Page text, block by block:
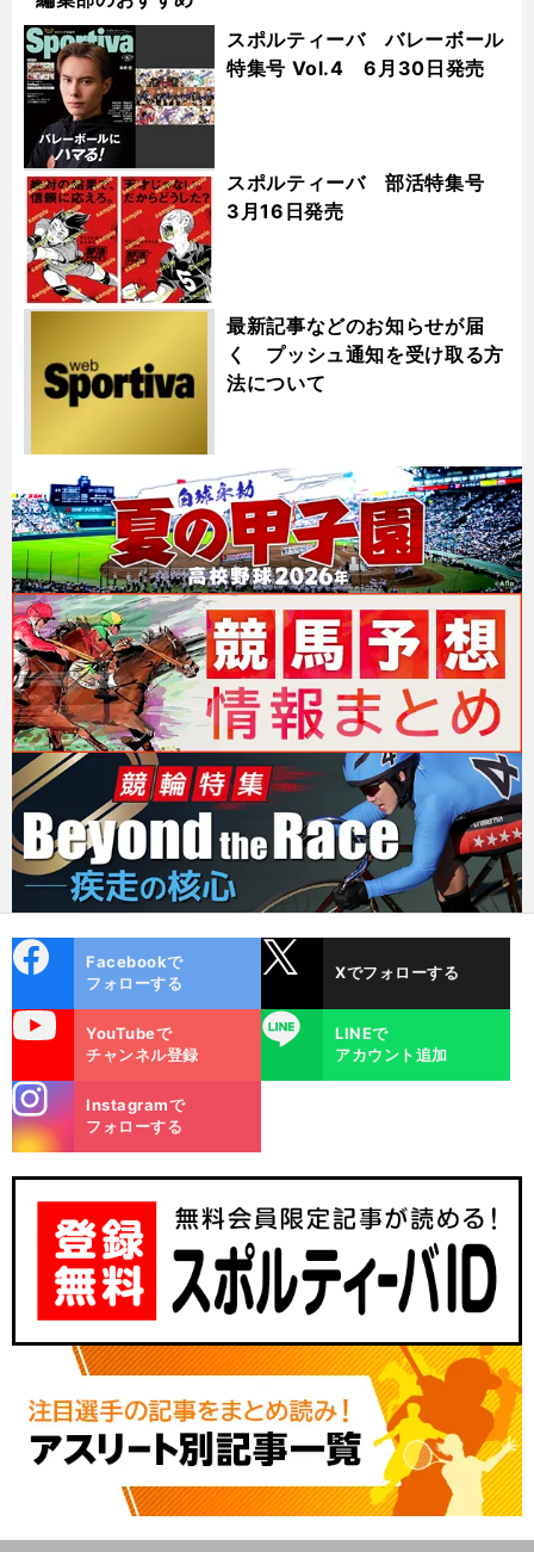
スポルティーバ バレーボール
特集号 Vol.4 6月30日発売
スポルティーバ 部活特集号
3月16日発売
最新記事などのお知らせが届
く プッシュ通知を受け取る方
法について
ok
Facebookで
フォローする
Xでフォローする
YouTubeで
チャンネル登録
LINE
LINEで
アカウント追加
m
Instagramで
フォローする